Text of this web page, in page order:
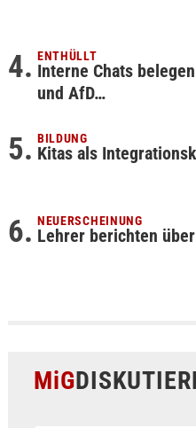
ENTHÜLLT
Interne Chats
und AfD…
BILDUNG
Kitas als
NEUERSCHEINUNG
Lehrer berichten
MiG